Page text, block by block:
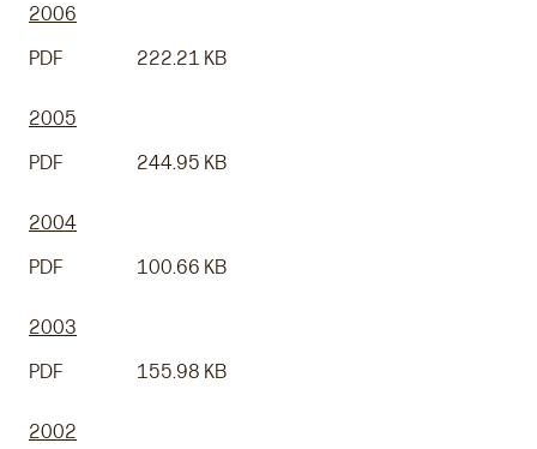
2006
PDF
222.21 KB
2005
PDF
244.95 KB
2004
PDF
100.66 KB
2003
PDF
155.98 KB
2002